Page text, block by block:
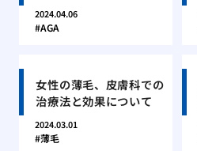
2024.04.06
AGA
女性の薄毛、皮膚科での
治療法と効果について
2024.03.01
薄毛